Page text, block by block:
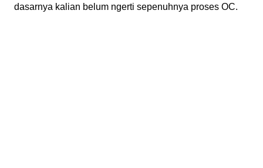
dasarnya kalian belum ngerti sepenuhnya proses OC.